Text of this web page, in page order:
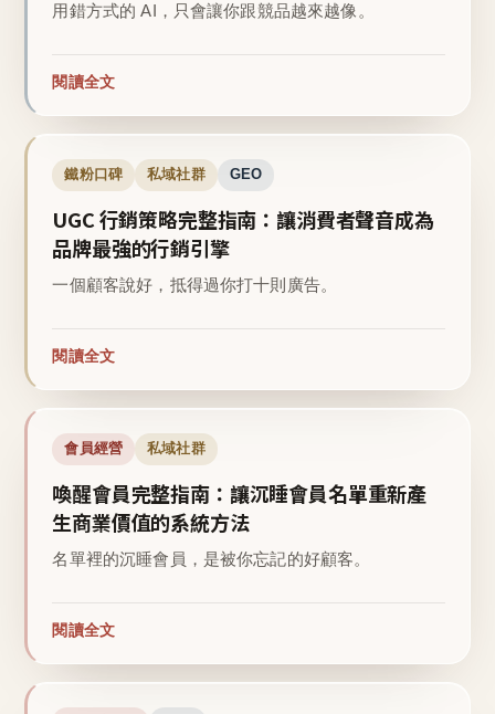
用錯方式的 AI，只會讓你跟競品越來越像。
閱讀全文
鐵粉口碑 私域社群 GEO
UGC 行銷策略完整指南：讓消費者聲音成為
品牌最強的行銷引擎
一個顧客說好，抵得過你打十則廣告。
閱讀全文
會員經營 私域社群
喚醒會員完整指南：讓沉睡會員名單重新產
生商業價值的系統方法
名單裡的沉睡會員，是被你忘記的好顧客。
閱讀全文